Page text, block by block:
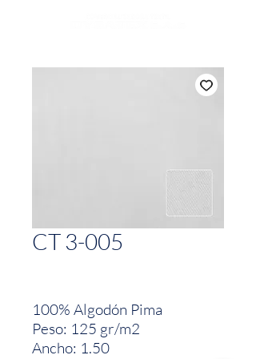
CT 3-005
100% Algodón Pima
Peso: 125 gr/m2
Ancho: 1.50